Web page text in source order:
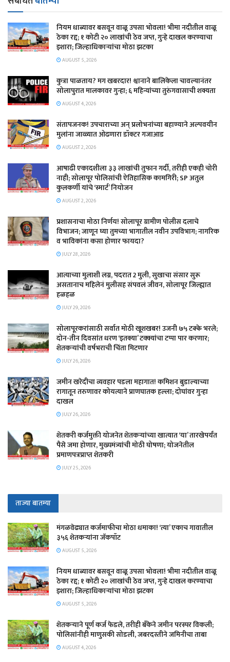
नियम धाब्यावर बसवून वाळू उपसा भोवला! भीमा नदीतील वाळू
ठेका रद्द; १ कोटी २० लाखांची ठेव जप्त, गुन्हे दाखल करण्याचा
इशारा; जिल्हाधिकाऱ्यांचा मोठा झटका
AUGUST 5, 2026
कुत्रा पाळताय? मग खबरदार! श्वानाने बालिकेला चावल्यानंतर
सोलापुरात मालकावर गुन्हा; ६ महिन्यांच्या तुरुंगवासाची शक्यता
AUGUST 4, 2026
संतापजनक! उपचाराच्या अन् प्रलोभनांच्या बहाण्याने अल्पवयीन
मुलांना जाळ्यात ओढणारा डॉक्टर गजाआड
AUGUST 2, 2026
आषाढी एकादशीला ३३ लाखांची तुफान गर्दी, तरीही एकही चोरी
नाही; सोलापूर पोलिसांची ऐतिहासिक कामगिरी; SP अतुल
कुलकर्णी यांचे ‘स्मार्ट’ नियोजन
AUGUST 2, 2026
प्रशासनाचा मोठा निर्णय! सोलापूर ग्रामीण पोलीस दलाचे
विभाजन; जाणून घ्या तुमच्या भागातील नवीन उपविभाग; नागरिक
व भाविकांना कसा होणार फायदा?
JULY 28, 2026
आत्याच्या मुलाशी लग्न, पदरात 2 मुली, सुखाचा संसार सुरू
असतानाच महिलेनं मुलीसह संपवलं जीवन, सोलापूर जिल्ह्यात
हळहळ
JULY 29, 2026
सोलापूरकरांसाठी सर्वात मोठी खूशखबर! उजनी ७५ टक्के भरले;
दोन-तीन दिवसांत धरण ‘इतक्या’ टक्क्यांचा टप्पा पार करणार;
शेतकऱ्यांची वर्षभराची चिंता मिटणार
JULY 26, 2026
जमीन खरेदीचा व्यवहार पडला महागात! कमिशन बुडाल्याच्या
रागातून तरुणावर कोयत्याने प्राणघातक हल्ला; दोघांवर गुन्हा
दाखल
JULY 26, 2026
शेतकरी कर्जमुक्ती योजनेत शेतकऱ्यांच्या खात्यात ‘या’ तारखेपर्यंत
पैसे जमा होणार, मुख्यमंत्र्यांची मोठी घोषणा; योजनेतील
प्रमाणपत्रप्राप्त शेतकरी
JULY 25, 2026
ताज्या बातम्या
मंगळवेढ्यात कर्जमाफीचा मोठा धमाका! ‘त्या’ एकाच गावातील
३५६ शेतकऱ्यांना जॅकपॉट
AUGUST 5, 2026
नियम धाब्यावर बसवून वाळू उपसा भोवला! भीमा नदीतील वाळू
ठेका रद्द; १ कोटी २० लाखांची ठेव जप्त, गुन्हे दाखल करण्याचा
इशारा; जिल्हाधिकाऱ्यांचा मोठा झटका
AUGUST 5, 2026
शेतकऱ्याने पूर्ण कर्ज फेडले, तरीही बँकेने जमीन परस्पर विकली;
पोलिसांनीही माणुसकी सोडली, जबरदस्तीने जमिनीचा ताबा
AUGUST 4, 2026